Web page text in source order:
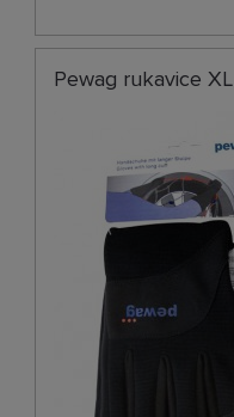
Pewag rukavice XL